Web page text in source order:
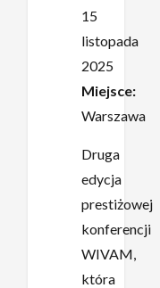
15
listopada
2025
Miejsce:
Warszawa
Druga
edycja
prestiżowej
konferencji
WIVAM,
która